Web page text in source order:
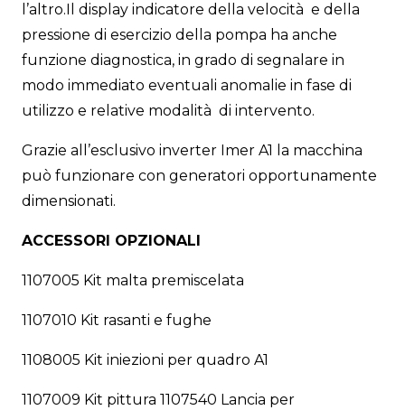
l’altro.Il display indicatore della velocità e della
pressione di esercizio della pompa ha anche
funzione diagnostica, in grado di segnalare in
modo immediato eventuali anomalie in fase di
utilizzo e relative modalità di intervento.
Grazie all’esclusivo inverter Imer A1 la macchina
può funzionare con generatori opportunamente
dimensionati.
ACCESSORI OPZIONALI
1107005 Kit malta premiscelata
1107010 Kit rasanti e fughe
1108005 Kit iniezioni per quadro A1
1107009 Kit pittura 1107540 Lancia per